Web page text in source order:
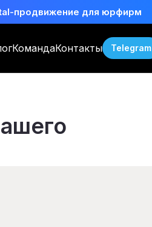
продвижение для юрфирм
КомандаКонтакты Telegram